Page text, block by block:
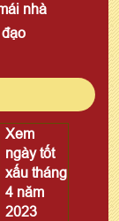
nhà
Xem
ngày tốt
xấu tháng
4 năm
2023